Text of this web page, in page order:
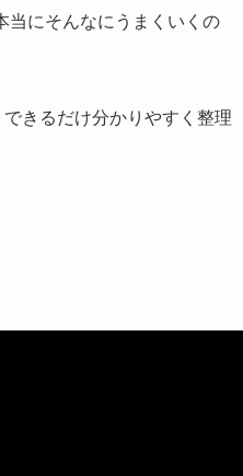
当にそんなにうまくいくの
きるだけ分かりやすく整理